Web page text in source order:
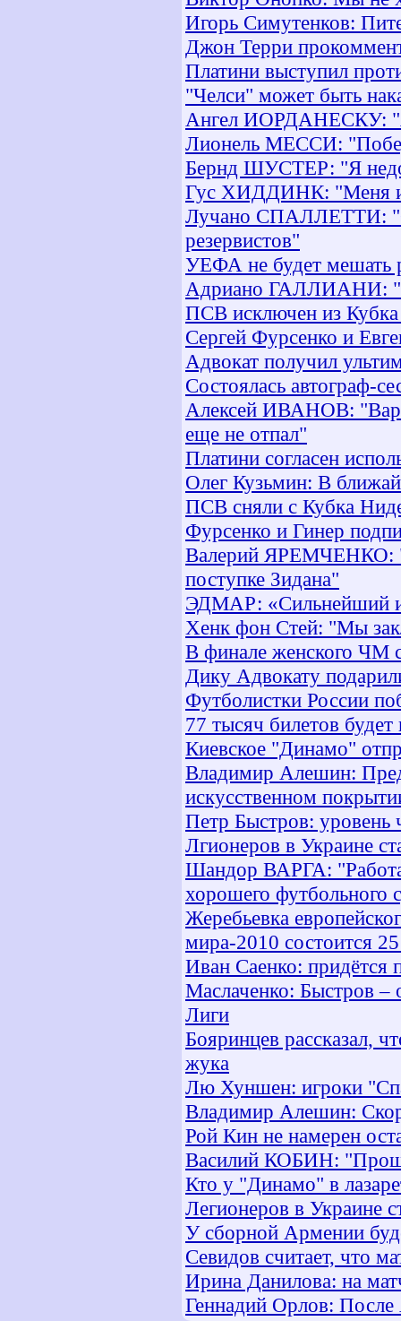
Игорь Симутенков:
Джон Терри
Платини выступил
"Челси" может быть
Ангел ИОРДАНЕСКУ: "Я
Лионель МЕССИ:
Бернд ШУСТЕР: "Я
Гус ХИДДИНК: "Меня
Лучано СПАЛЛЕТТИ:
резервистов"
УЕФА не будет мешать
Адриано ГАЛЛИАНИ: "О
ПСВ исключен из Кубка
Сергей Фурсенко и
Адвокат получил
Состоялась автограф-
Алексей ИВАНОВ:
еще не отпал"
Платини согласен
Олег Кузьмин: В
ПСВ сняли c Кубка
Фурсенко и Гинер
Валерий ЯРЕМЧЕНКО:
поступке Зидана"
ЭДМАР: «Сильнейший
Хенк фон Стей: "Мы
В финале женского ЧМ
Дику Адвокату
Футболистки России
77 тысяч билетов
Киевское "Динамо"
Владимир Алешин:
искусственном
Петр Быстров: уровень
Лгионеров в Украине
Шандор ВАРГА: "Работа
хорошего футбольного
Жеребьевка
мира-2010 состоится
Иван Саенко: придётся
Маслаченко: Быстров –
Лиги
Бояринцев рассказал,
жука
Лю Хуншен: игроки
Владимир Алешин:
Рой Кин не намерен
Василий КОБИН:
Кто у "Динамо" в
Легионеров в Украине
У сборной Армении
Севидов считает, что
Ирина Данилова: на
Геннадий Орлов: